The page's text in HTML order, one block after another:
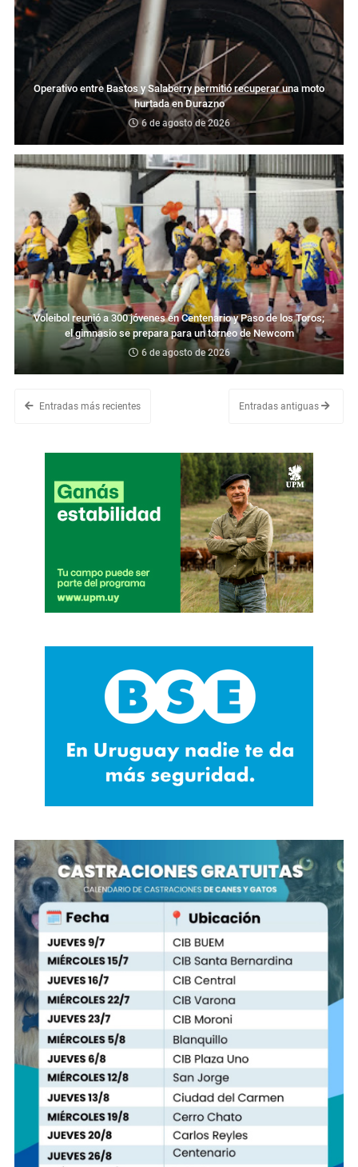
Operativo entre Bastos y Salaberry permitió recuperar una moto
hurtada en Durazno
6 de agosto de 2026
Voleibol reunió a 300 jóvenes en Centenario y Paso de los Toros;
el gimnasio se prepara para un torneo de Newcom
6 de agosto de 2026
Entradas más recientes Entradas antiguas